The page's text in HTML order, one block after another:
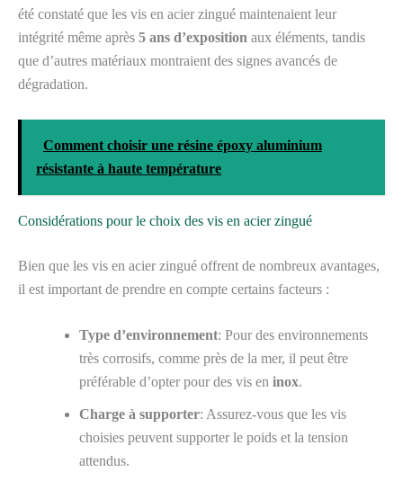
été constaté que les vis en acier zingué maintenaient leur
intégrité même après 5 ans d’exposition aux éléments, tandis
que d’autres matériaux montraient des signes avancés de
dégradation.
Comment choisir une résine époxy aluminium
résistante à haute température
Considérations pour le choix des vis en acier zingué
Bien que les vis en acier zingué offrent de nombreux avantages,
il est important de prendre en compte certains facteurs :
Type d’environnement: Pour des environnements
très corrosifs, comme près de la mer, il peut être
préférable d’opter pour des vis en inox.
Charge à supporter: Assurez-vous que les vis
choisies peuvent supporter le poids et la tension
attendus.